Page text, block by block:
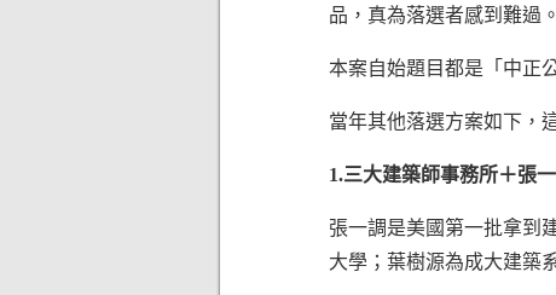
品，真為落選者感到難過。
本案自始題目都是「中正
當年其他落選方案如下，
1.三大建築師事務所＋張
張一調是美國第一批拿到
大學；葉樹源為成大建築